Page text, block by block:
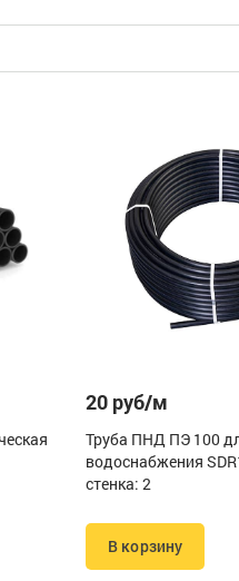
20 руб/м
Труба ПНД ПЭ 100
водоснабжения
стенка: 2
В корзину